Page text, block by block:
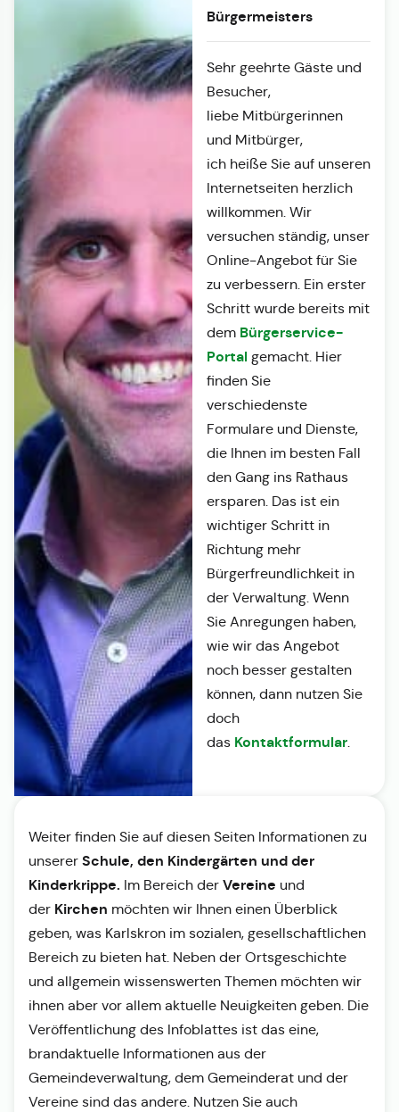
Bürgermeisters
Sehr geehrte Gäste und
Besucher,
liebe Mitbürgerinnen
und Mitbürger,
ich heiße Sie auf unseren
Internetseiten herzlich
willkommen. Wir
versuchen ständig, unser
Online-Angebot für Sie
zu verbessern. Ein erster
Schritt wurde bereits mit
dem Bürgerservice-
Portalgemacht. Hier
finden Sie
verschiedenste
Formulare und Dienste,
die Ihnen im besten Fall
den Gang ins Rathaus
ersparen. Das ist ein
wichtiger Schritt in
Richtung mehr
Bürgerfreundlichkeit in
der Verwaltung. Wenn
Sie Anregungen haben,
wie wir das Angebot
noch besser gestalten
können, dann nutzen Sie
doch
das Kontaktformular.
Weiter finden Sie auf diesen Seiten Informationen zu
unserer Schule, den Kindergärten und der
Kinderkrippe. Im Bereich der Vereine und
der Kirchen möchten wir Ihnen einen Überblick
geben, was Karlskron im sozialen, gesellschaftlichen
Bereich zu bieten hat. Neben der Ortsgeschichte
und allgemein wissenswerten Themen möchten wir
ihnen aber vor allem aktuelle Neuigkeiten geben. Die
Veröffentlichung des Infoblattes ist das eine,
brandaktuelle Informationen aus der
Gemeindeverwaltung, dem Gemeinderat und der
Vereine sind das andere. Nutzen Sie auch